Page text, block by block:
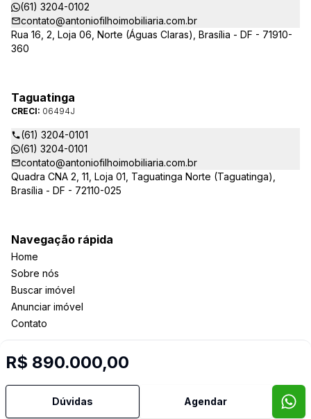
R$ 890.000,00
Dúvidas Agendar
(61) 3204-0102
contato@antoniofilhoimobiliaria.com.br
Rua 16, 2, Loja 06, Norte (Águas Claras), Brasília - DF - 71910-
360
Taguatinga
CRECI: 06494J
(61) 3204-0101
(61) 3204-0101
contato@antoniofilhoimobiliaria.com.br
Quadra CNA 2, 11, Loja 01, Taguatinga Norte (Taguatinga),
Brasília - DF - 72110-025
Navegação rápida
Home
Sobre nós
Buscar imóvel
Anunciar imóvel
Contato
Selo de Tecnologia Loft